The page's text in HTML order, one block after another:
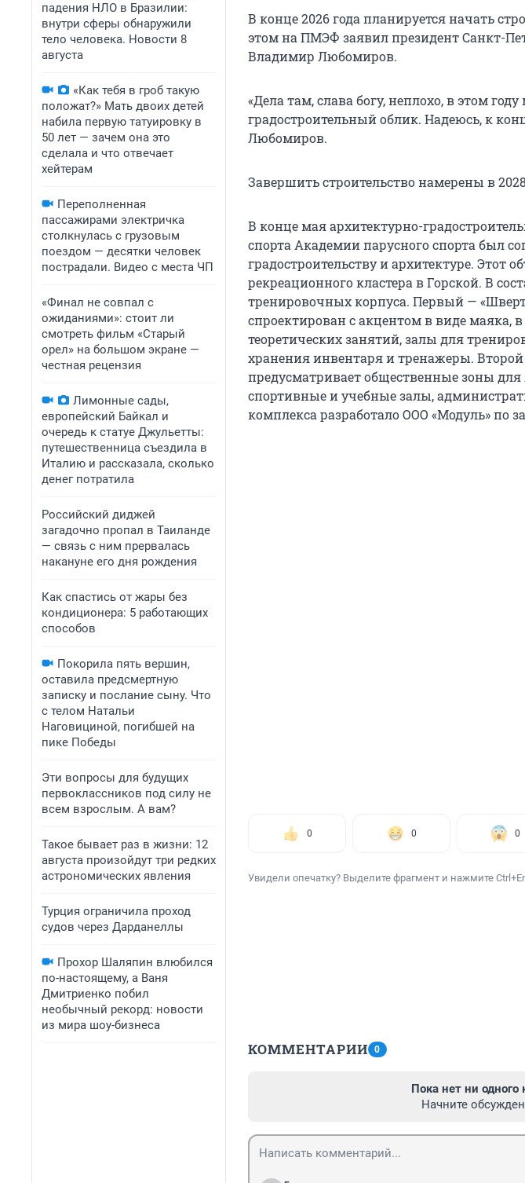
падения НЛО в Бразилии:
внутри сферы обнаружили
тело человека. Новости 8
августа
«Как тебя в гроб такую
положат?» Мать двоих детей
набила первую татуировку в
50 лет — зачем она это
сделала и что отвечает
хейтерам
Переполненная
пассажирами электричка
столкнулась с грузовым
поездом — десятки человек
пострадали. Видео с места ЧП
«Финал не совпал с
ожиданиями»: стоит ли
смотреть фильм «Старый
орел» на большом экране —
честная рецензия
Лимонные сады,
европейский Байкал и
очередь к статуе Джульетты:
путешественница съездила в
Италию и рассказала, сколько
денег потратила
Российский диджей
загадочно пропал в Таиланде
— связь с ним прервалась
накануне его дня рождения
Как спастись от жары без
кондиционера: 5 работающих
способов
Покорила пять вершин,
оставила предсмертную
записку и послание сыну. Что
с телом Натальи
Наговициной, погибшей на
пике Победы
Эти вопросы для будущих
первоклассников под силу не
всем взрослым. А вам?
Такое бывает раз в жизни: 12
августа произойдут три редких
астрономических явления
Турция ограничила проход
судов через Дарданеллы
Прохор Шаляпин влюбился
по-настоящему, а Ваня
Дмитриенко побил
необычный рекорд: новости
из мира шоу-бизнеса
В конце 2026 года планируется начать
этом на ПМЭФ заявил президент Санкт-
Владимир Любомиров.
«Дела там, слава богу, неплохо, в этом
градостроительный облик. Надеюсь, к
Любомиров.
Завершить строительство намерены в
В конце мая архитектурно-
спорта Академии парусного спорта был
градостроительству и архитектуре. Этот
рекреационного кластера в Горской. В
тренировочных корпуса. Первый —
спроектирован с акцентом в виде маяка,
теоретических занятий, залы для
хранения инвентаря и тренажеры.
предусматривает общественные зоны для
спортивные и учебные залы,
комплекса разработало ООО «Модуль» по
0 0 0
Увидели опечатку? Выделите фрагмент и нажмите
КОММЕНТАРИИ 0
Пока нет ни одного
Начните